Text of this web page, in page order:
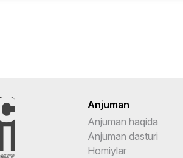
Anjuman
Anjuman haqida
Anjuman dasturi
Homiylar